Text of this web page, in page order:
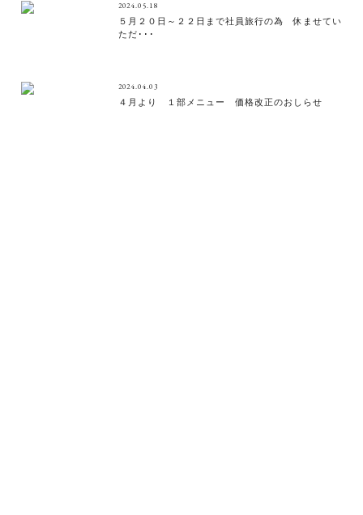
2024.05.18
５月２０日～２２日まで社員旅行の為 休ませてい
ただ･･･
2024.04.03
４月より １部メニュー 価格改正のおしらせ